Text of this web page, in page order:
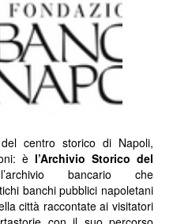
centro storico di Napoli,
è l’Archivio Storico del
bancario che
banchi pubblici napoletani
città raccontate ai visitatori